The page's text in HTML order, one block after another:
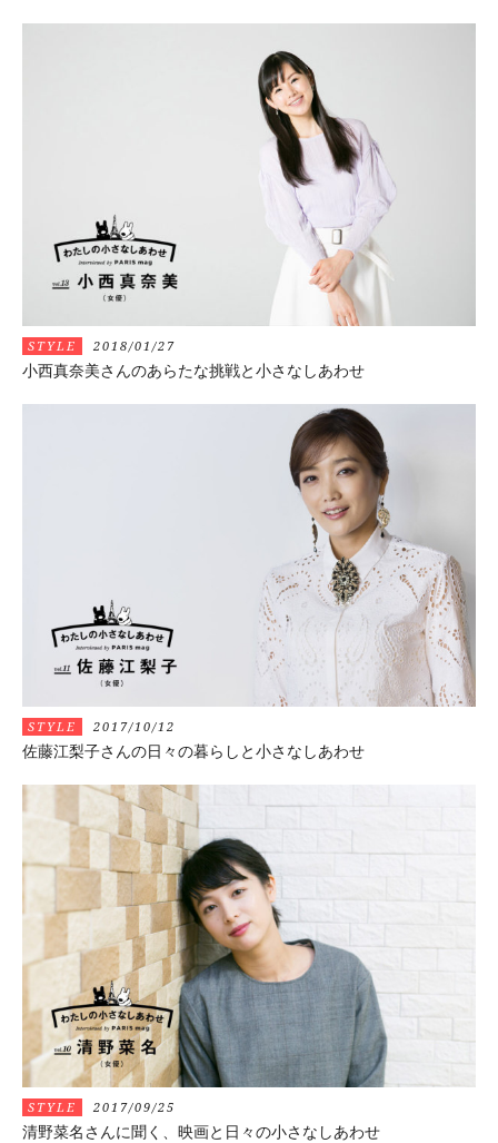
STYLE 2018/01/27
小西真奈美さんのあらたな挑戦と小さなしあわせ
STYLE 2017/10/12
佐藤江梨子さんの日々の暮らしと小さなしあわせ
STYLE 2017/09/25
清野菜名さんに聞く、映画と日々の小さなしあわせ